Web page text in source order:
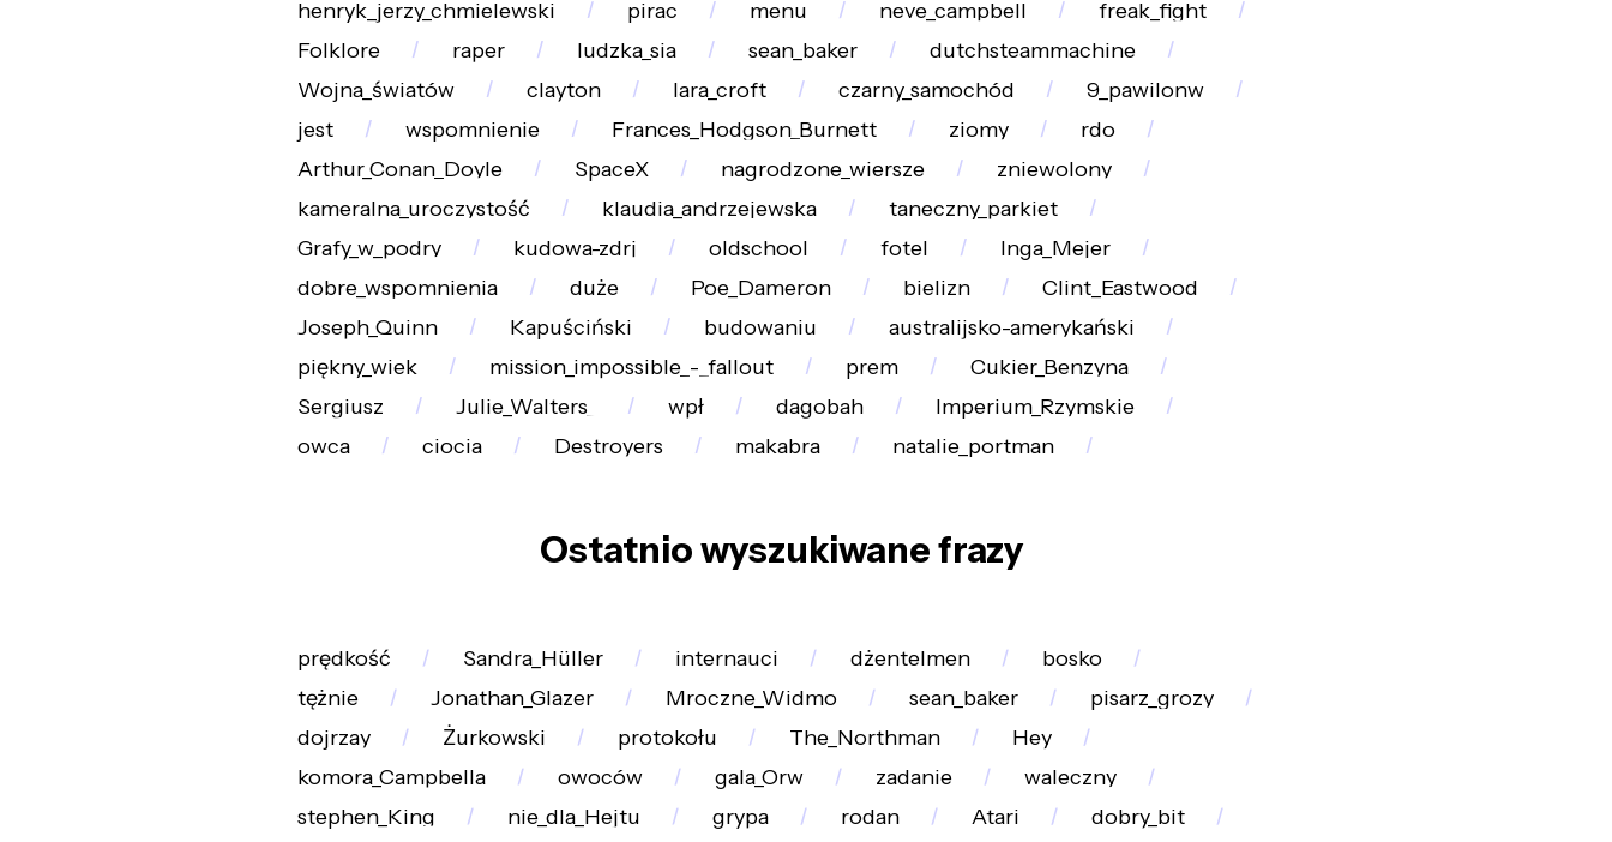
henryk_jerzy_chmielewski
pirac menu neve_campbell
freak_fight
Folklore
raper ludzka_sia sean_baker
dutchsteammachine
Wojna_światów
clayton lara_croft czarny_samochód
9_pawilonw
jest
wspomnienie Frances_Hodgson_Burnett ziomy
rdo
Arthur_Conan_Doyle
SpaceX nagrodzone_wiersze
zniewolony
kameralna_uroczystość
klaudia_andrzejewska
taneczny_parkiet
Grafy_w_podry
kudowa-zdrj oldschool fotel
Inga_Mejer
dobre_wspomnienia
duże Poe_Dameron bielizn
Clint_Eastwood
Joseph_Quinn
Kapuściński budowaniu
australijsko-amerykański
piękny_wiek
mission_impossible_-_fallout prem
Cukier_Benzyna
Sergiusz
Julie_Walters_ wpł dagobah
Imperium_Rzymskie
owca
ciocia Destroyers makabra natalie_portman
Ostatnio wyszukiwane frazy
prędkość Sandra_Hüller internauci dżentelmen
bosko
tężnie
Jonathan_Glazer Mroczne_Widmo sean_baker
pisarz_grozy
dojrzay
Żurkowski protokołu The_Northman
Hey
komora_Campbella
owoców gala_Orw zadanie
waleczny
stephen_King
nie_dla_Hejtu grypa rodan Atari
dobry_bit